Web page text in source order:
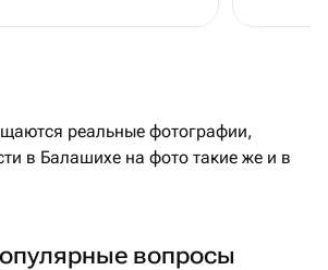
реальные фотографии,
в Балашихе на фото такие же и в
вопросы